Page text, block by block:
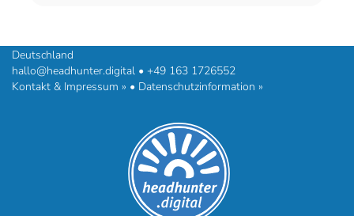
Deutschland
hallo@headhunter.digital • +49 163 1726552
Kontakt & Impressum » • Datenschutzinformation »